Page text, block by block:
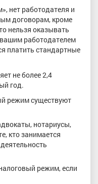
нет работодателя и
договорам, кроме
нельзя оказывать
работодателем
платить стандартные
не более 2,4
год.
режим существуют
нотариусы,
кто занимается
режим, если